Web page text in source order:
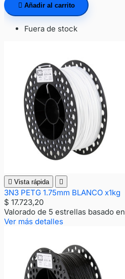
 Añadir al carrito
Fuera de stock
 Vista rápida 
3N3 PETG 1.75mm BLANCO x1kg
$ 17.723,20
Valorado de 5 estrellas basado en
Ver más detalles